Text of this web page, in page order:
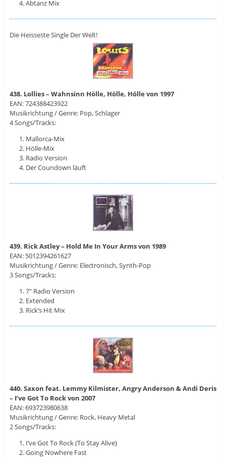
Abtanz Mix
Die Heisseste Single Der Welt!
438. Lollies – Wahnsinn Hölle, Hölle, Hölle von 1997
EAN: 724388423922
Musikrichtung / Genre: Pop, Schlager
4 Songs/Tracks:
Mallorca-Mix
Hölle-Mix
Radio Version
Der Coundown läuft
439. Rick Astley – Hold Me In Your Arms von 1989
EAN: 5012394261627
Musikrichtung / Genre: Electronisch, Synth-Pop
3 Songs/Tracks:
7″ Radio Version
Extended
Rick’s Hit Mix
440. Saxon feat. Lemmy Kilmister, Angry Anderson & Andi Deris
– I’ve Got To Rock von 2007
EAN: 693723980638
Musikrichtung / Genre: Rock, Heavy Metal
2 Songs/Tracks:
I’ve Got To Rock (To Stay Alive)
Going Nowhere Fast